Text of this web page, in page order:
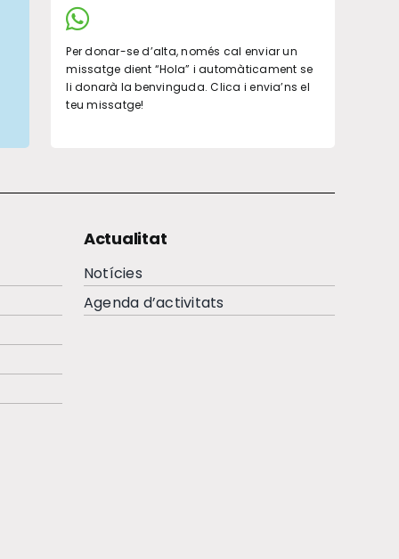
Per donar-se d’alta, només cal enviar un
missatge dient “Hola” i automàticament se
li donarà la benvinguda. Clica i envia’ns el
teu missatge!
Actualitat
Notícies
Agenda d’activitats